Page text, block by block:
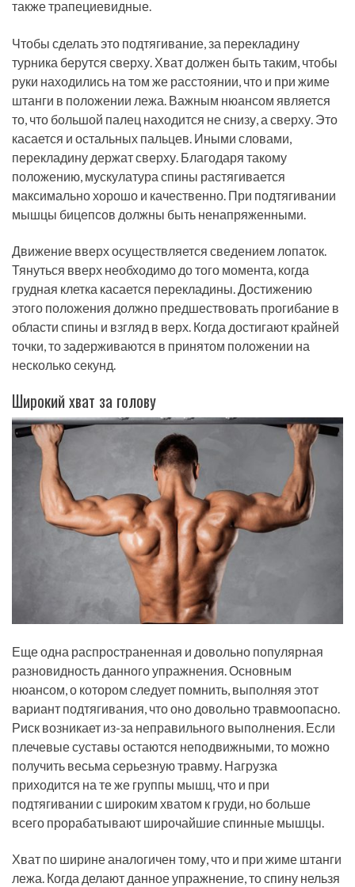
также трапециевидные.
Чтобы сделать это подтягивание, за перекладину
турника берутся сверху. Хват должен быть таким, чтобы
руки находились на том же расстоянии, что и при жиме
штанги в положении лежа. Важным нюансом является
то, что большой палец находится не снизу, а сверху. Это
касается и остальных пальцев. Иными словами,
перекладину держат сверху. Благодаря такому
положению, мускулатура спины растягивается
максимально хорошо и качественно. При подтягивании
мышцы бицепсов должны быть ненапряженными.
Движение вверх осуществляется сведением лопаток.
Тянуться вверх необходимо до того момента, когда
грудная клетка касается перекладины. Достижению
этого положения должно предшествовать прогибание в
области спины и взгляд в верх. Когда достигают крайней
точки, то задерживаются в принятом положении на
несколько секунд.
Широкий хват за голову
Еще одна распространенная и довольно популярная
разновидность данного упражнения. Основным
нюансом, о котором следует помнить, выполняя этот
вариант подтягивания, что оно довольно травмоопасно.
Риск возникает из-за неправильного выполнения. Если
плечевые суставы остаются неподвижными, то можно
получить весьма серьезную травму. Нагрузка
приходится на те же группы мышц, что и при
подтягивании с широким хватом к груди, но больше
всего прорабатывают широчайшие спинные мышцы.
Хват по ширине аналогичен тому, что и при жиме штанги
лежа. Когда делают данное упражнение, то спину нельзя